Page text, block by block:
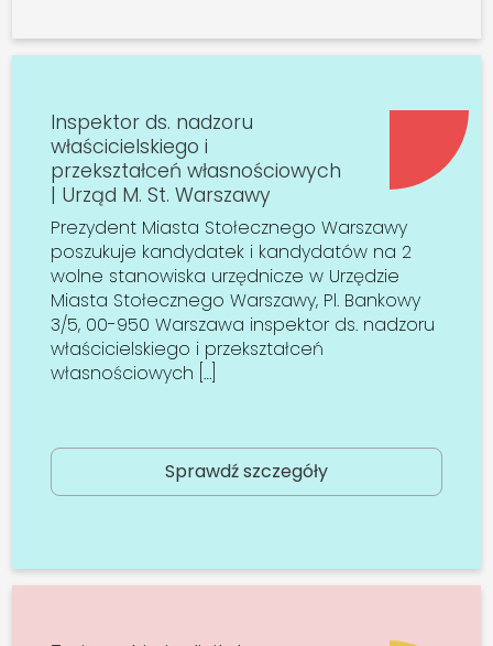
Inspektor ds. nadzoru
właścicielskiego i
przekształceń własnościowych
| Urząd M. St. Warszawy
Prezydent Miasta Stołecznego Warszawy
poszukuje kandydatek i kandydatów na 2
wolne stanowiska urzędnicze w Urzędzie
Miasta Stołecznego Warszawy, Pl. Bankowy
3/5, 00-950 Warszawa inspektor ds. nadzoru
właścicielskiego i przekształceń
własnościowych […]
Sprawdź szczegóły